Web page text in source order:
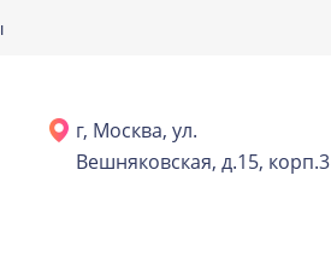
г, Москва, ул.
Вешняковская, д.15, корп.3